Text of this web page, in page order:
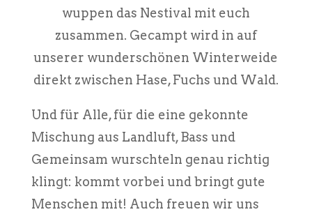
wuppen das Nestival mit euch
zusammen. Gecampt wird in auf
unserer wunderschönen Winterweide
direkt zwischen Hase, Fuchs und Wald.
Und für Alle, für die eine gekonnte
Mischung aus Landluft, Bass und
Gemeinsam wurschteln genau richtig
klingt: kommt vorbei und bringt gute
Menschen mit! Auch freuen wir uns